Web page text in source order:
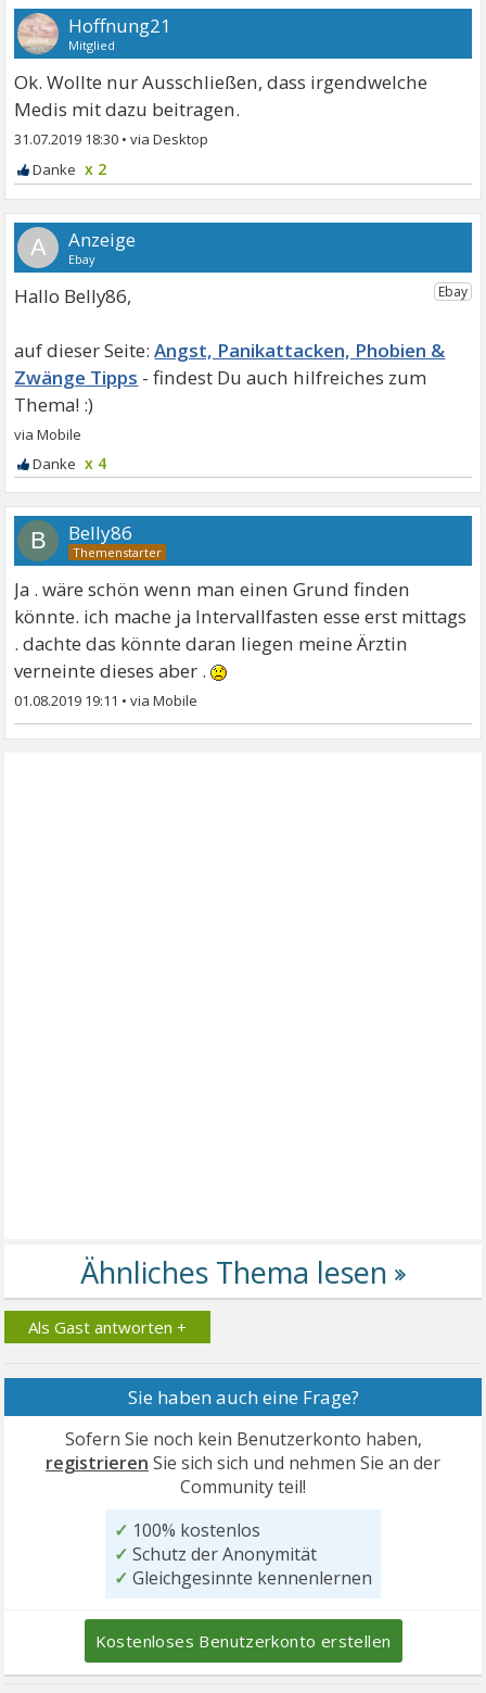
Hoffnung21
Mitglied
Ok. Wollte nur Ausschließen, dass irgendwelche
Medis mit dazu beitragen.
31.07.2019 18:30 •
x 2
A
Hallo Belly86,
Angst, Panikattacken, Phobien &
Zwänge Tipps
x 4
B Belly86
Ja . wäre schön wenn man einen Grund finden
könnte. ich mache ja Intervallfasten esse erst mittags
. dachte das könnte daran liegen meine Ärztin
verneinte dieses aber .
01.08.2019 19:11 •
Als Gast antworten +
Sie haben auch eine Frage?
Sofern Sie noch kein Benutzerkonto haben,
registrieren Sie sich sich und nehmen Sie an der
Community teil!
✓ 100% kostenlos
✓ Schutz der Anonymität
✓ Gleichgesinnte kennenlernen
Kostenloses Benutzerkonto erstellen